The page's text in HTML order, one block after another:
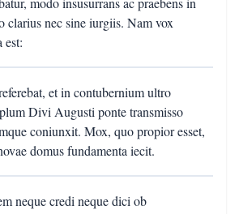
clarius nec sine iurgiis. Nam vox
est:
et in contubernium ultro
Divi Augusti ponte transmisso
coniunxit. Mox, quo propior esset,
domus fundamenta iecit.
neque credi neque dici ob